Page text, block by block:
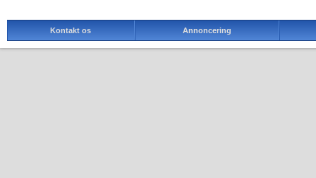
Kontakt os Annoncering